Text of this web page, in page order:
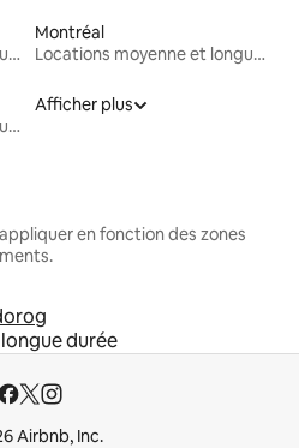
Locations moyenne et longue durée
Montréal
Locations moyenne et longue durée
Locations moyenne et longue durée
Afficher plus
en fonction des zones
durée
Airbnb, Inc.